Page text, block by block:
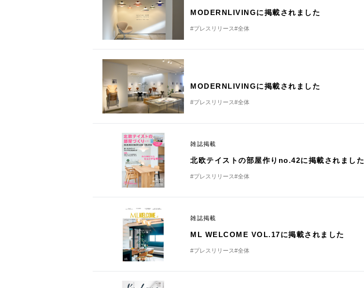
MODERNLIVINGに掲載されました
#プレスリリース#全体
MODERNLIVINGに掲載されました
#プレスリリース#全体
雑誌掲載
北欧テイストの部屋作りno.42に掲載されました
#プレスリリース#全体
雑誌掲載
ML WELCOME VOL.17に掲載されました
#プレスリリース#全体